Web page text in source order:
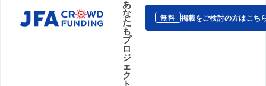
あ
な
た
も
プ
ロ
ジ
ェ
ク
無料 掲載をご検討の方はこち